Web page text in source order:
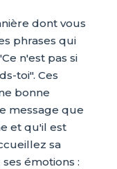
dont vous
phrases qui
n'est pas si
toi". Ces
bonne
message que
et qu'il est
sa
émotions :